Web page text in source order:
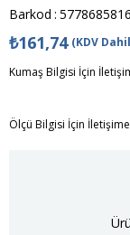
Barkod :
₺161,74 (KDV
Kumaş Bilgisi İçin
Ölçü Bilgisi İçin